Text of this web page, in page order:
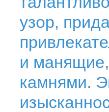
узор,
и
камнями.